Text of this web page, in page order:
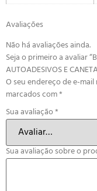
Avaliações
Não há avaliações ainda.
Seja o primeiro a avaliar
AUTOADESIVOS E
O seu endereço de e-
marcados com*
Sua avaliação*
Sua avaliação sobre o